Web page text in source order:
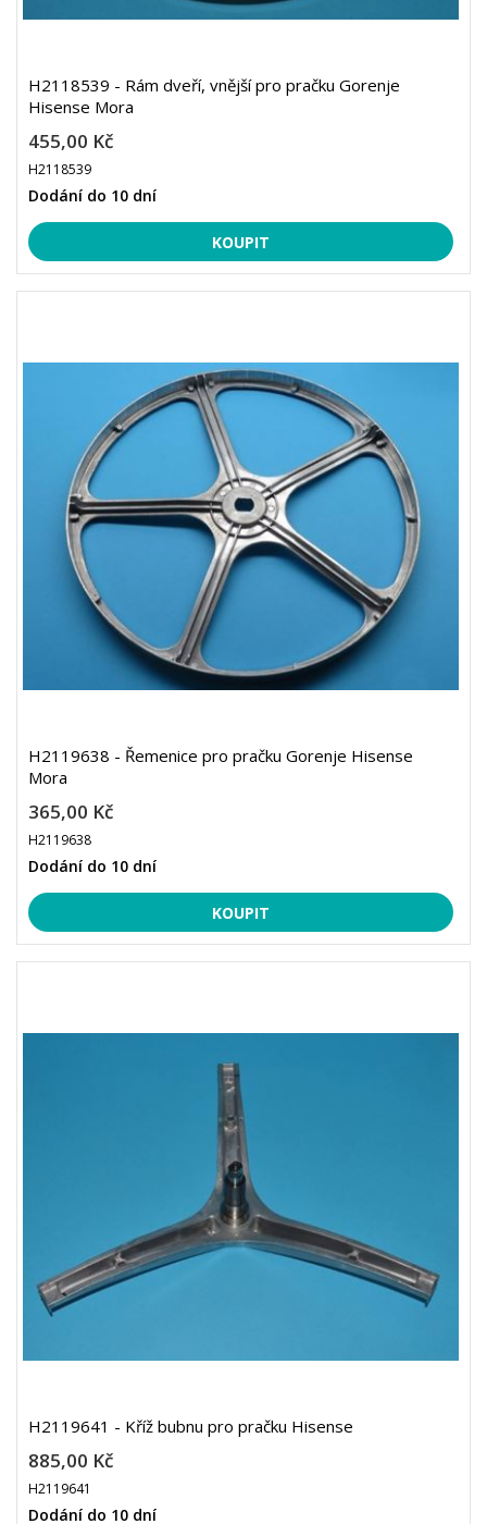
H2118539 - Rám dveří, vnější pro pračku Gorenje
Hisense Mora
455,00 Kč
H2118539
Dodání do 10 dní
H2119638 - Řemenice pro pračku Gorenje Hisense
Mora
365,00 Kč
H2119638
Dodání do 10 dní
H2119641 - Kříž bubnu pro pračku Hisense
885,00 Kč
H2119641
Dodání do 10 dní